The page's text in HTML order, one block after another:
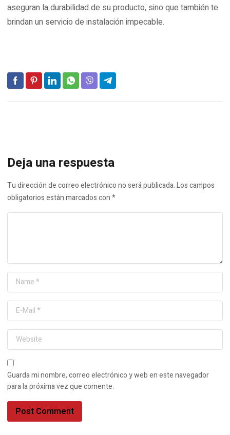
aseguran la durabilidad de su producto, sino que también te
brindan un servicio de instalación impecable.
Deja una respuesta
Tu dirección de correo electrónico no será publicada.Los campos
obligatorios están marcados con*
Guarda mi nombre, correo electrónico y web en este navegador
para la próxima vez que comente.